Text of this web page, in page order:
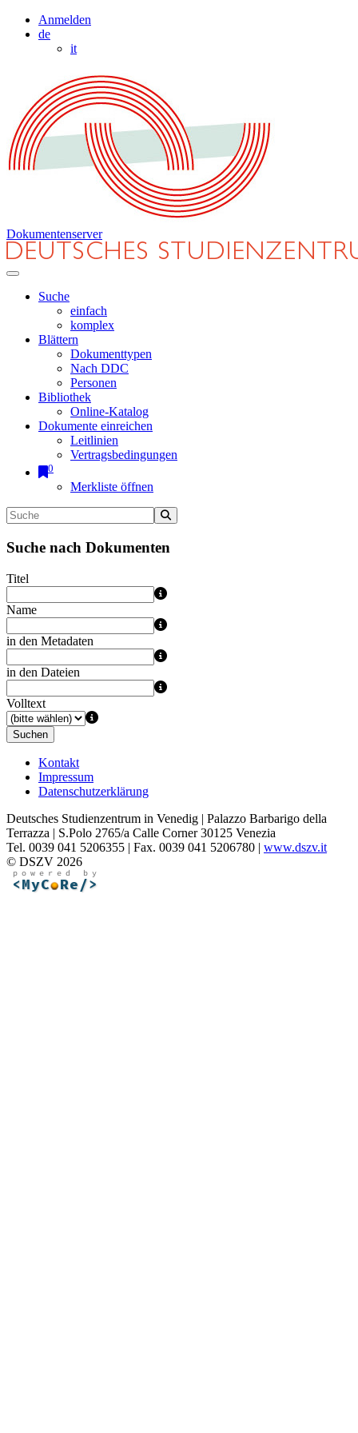
Anmelden
de
it
Dokumentenserver
Suche
einfach
komplex
Blättern
Dokumenttypen
Nach DDC
Personen
Bibliothek
Online-Katalog
Dokumente einreichen
Leitlinien
Vertragsbedingungen
0
Merkliste öffnen
Suche nach Dokumenten
Titel
Name
in den Metadaten
in den Dateien
Volltext
Suchen
Kontakt
Impressum
Datenschutzerklärung
Deutsches Studienzentrum in Venedig | Palazzo Barbarigo della
Terrazza | S.Polo 2765/a Calle Corner 30125 Venezia
Tel. 0039 041 5206355 | Fax. 0039 041 5206780 | www.dszv.it
© DSZV 2026